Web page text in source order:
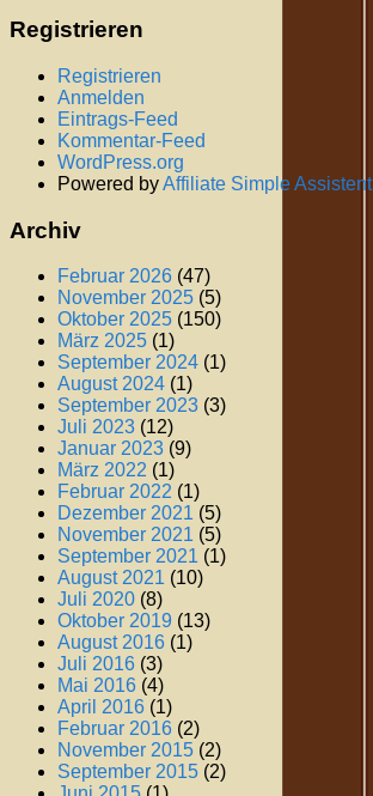
Registrieren
Registrieren
Anmelden
Eintrags-Feed
Kommentar-Feed
WordPress.org
Powered byAffiliate Simple Assistent
Archiv
Februar 2026 (47)
November 2025 (5)
Oktober 2025 (150)
März 2025 (1)
September 2024 (1)
August 2024 (1)
September 2023 (3)
Juli 2023 (12)
Januar 2023 (9)
März 2022 (1)
Februar 2022 (1)
Dezember 2021 (5)
November 2021 (5)
September 2021 (1)
August 2021 (10)
Juli 2020 (8)
Oktober 2019 (13)
August 2016 (1)
Juli 2016 (3)
Mai 2016 (4)
April 2016 (1)
Februar 2016 (2)
November 2015 (2)
September 2015 (2)